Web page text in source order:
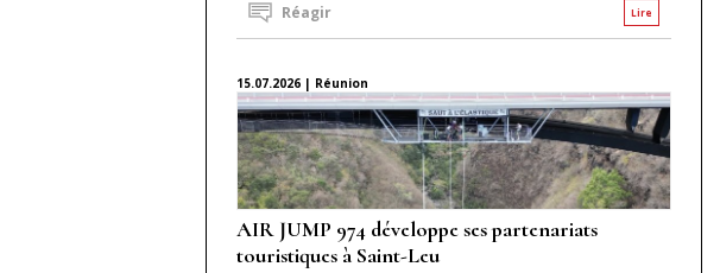
Lire
Réagir
15.07.2026 | Réunion
AIR JUMP 974 développe ses partenariats
touristiques à Saint-Leu